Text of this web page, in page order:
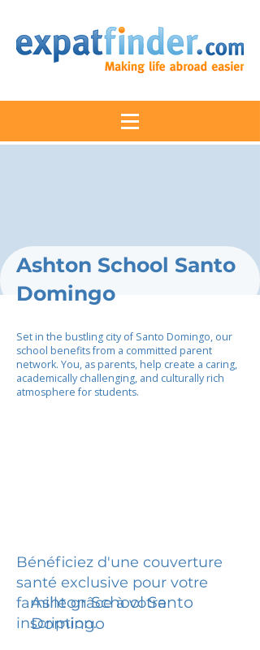
Ashton School Santo
Domingo
Set in the bustling city of Santo Domingo, our
school benefits from a committed parent
network. You, as parents, help create a caring,
academically challenging, and culturally rich
atmosphere for students.
Bénéficiez d'une couverture
santé exclusive pour votre
famille grâce à votre
inscription.
Ashton School Santo
Domingo